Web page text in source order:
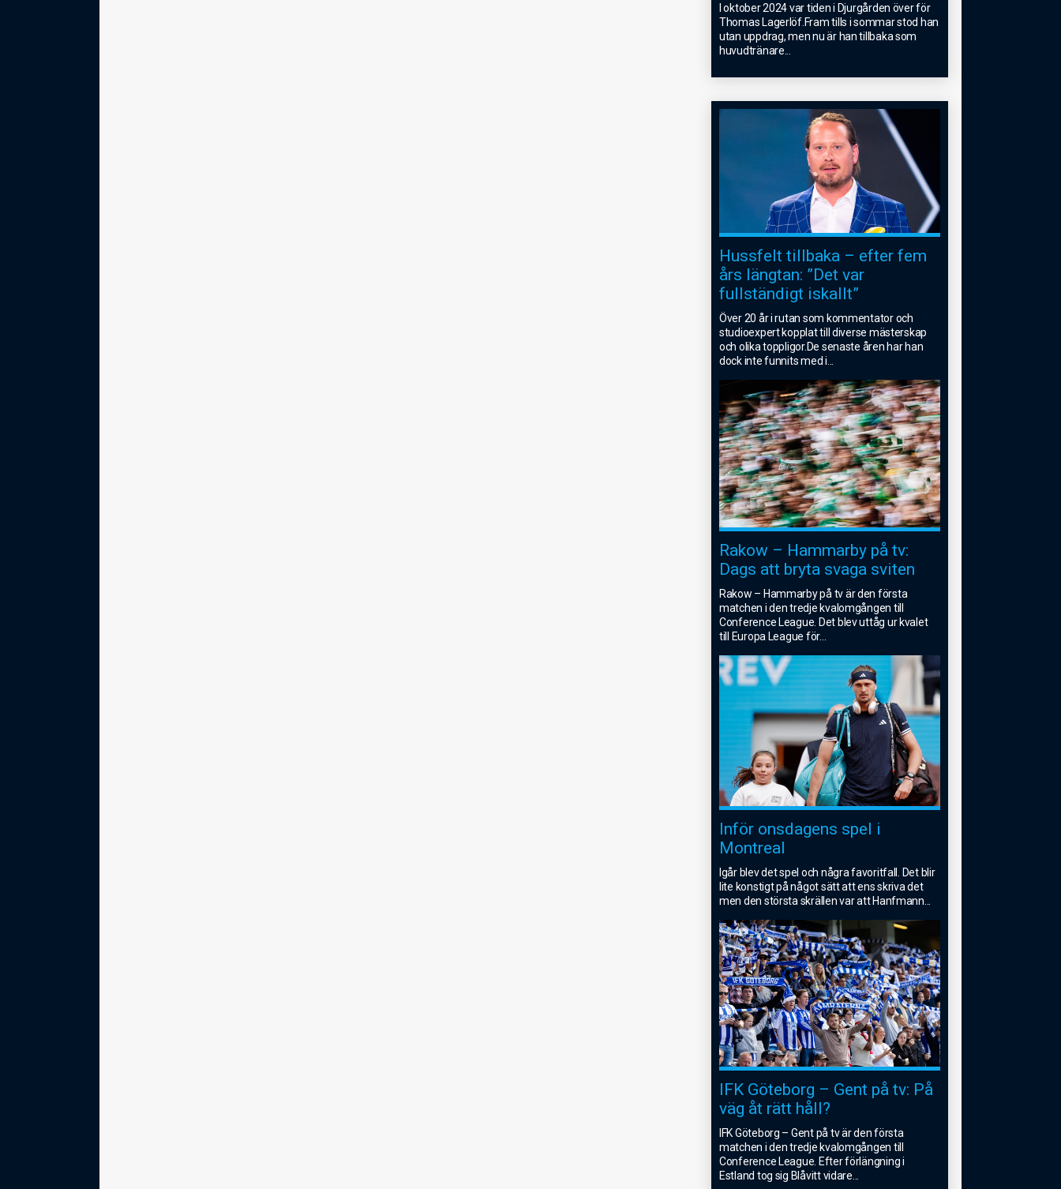
I oktober 2024 var tiden i Djurgården över för
Thomas Lagerlöf.Fram tills i sommar stod han
utan uppdrag, men nu är han tillbaka som
huvudtränare
Hussfelt tillbaka – efter fem
års längtan: ”Det var
fullständigt iskallt”
Över 20 år i rutan som kommentator och
studioexpert kopplat till diverse mästerskap
och olika toppligor.De senaste åren har han
dock inte funnits med i
Rakow – Hammarby på tv:
Dags att bryta svaga sviten
Rakow – Hammarby på tv är den första
matchen i den tredje kvalomgången till
Conference League. Det blev uttåg ur kvalet
till Europa League för...
Inför onsdagens spel i
Montreal
Igår blev det spel och några favoritfall. Det blir
lite konstigt på något sätt att ens skriva det
men den största skrällen var att Hanfmann
IFK Göteborg – Gent på tv: På
väg åt rätt håll?
IFK Göteborg – Gent på tv är den första
matchen i den tredje kvalomgången till
Conference League. Efter förlängning i
Estland tog sig Blåvitt vidare...